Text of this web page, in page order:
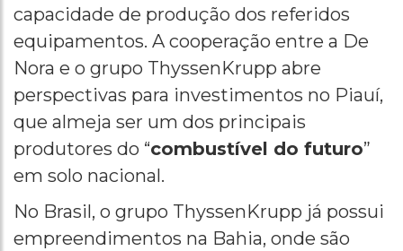
capacidade de produção dos referidos
equipamentos. A cooperação entre a De
Nora e o grupo ThyssenKrupp abre
perspectivas para investimentos no Piauí,
que almeja ser um dos principais
produtores do “combustível do futuro”
em solo nacional.
No Brasil, o grupo ThyssenKrupp já possui
empreendimentos na Bahia, onde são